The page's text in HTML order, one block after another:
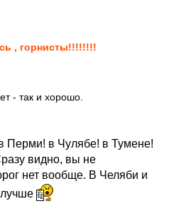
, горнисты!!!!!!!!
- так и хорошо.
Перми! в Чулябе! в Тумене!
видно, вы не
нет вообще. В Челяби и